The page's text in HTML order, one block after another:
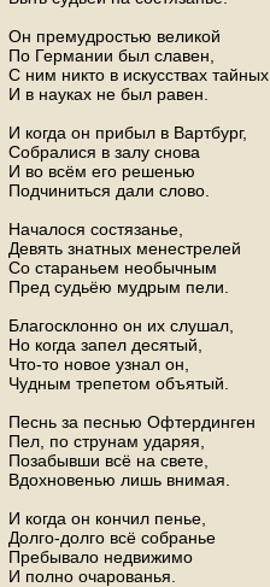
Он премудростью великой
По Германии был славен,
С ним никто в искусствах тайных
И в науках не был равен.
И когда он прибыл в Вартбург,
Собралися в залу снова
И во всём его решенью
Подчиниться дали слово.
Началося состязанье,
Девять знатных менестрелей
Со стараньем необычным
Пред судьёю мудрым пели.
Благосклонно он их слушал,
Но когда запел десятый,
Что-то новое узнал он,
Чудным трепетом объятый.
Песнь за песнью Офтердинген
Пел, по струнам ударяя,
Позабывши всё на свете,
Вдохновенью лишь внимая.
И когда он кончил пенье,
Долго-долго всё собранье
Пребывало недвижимо
И полно очарованья.